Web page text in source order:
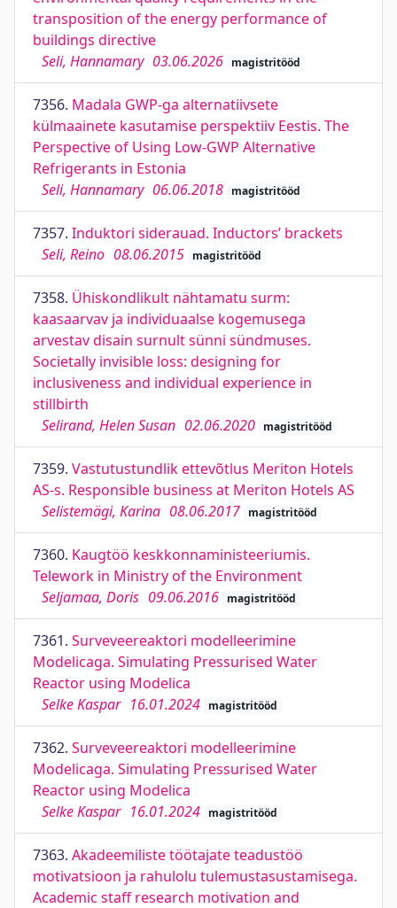
transposition of the energy performance of
buildings directive
Seli, Hannamary 03.06.2026 magistritööd
7356. Madala GWP-ga alternatiivsete
külmaainete kasutamise perspektiiv Eestis. The
Perspective of Using Low-GWP Alternative
Refrigerants in Estonia
Seli, Hannamary 06.06.2018 magistritööd
7357. Induktori siderauad. Inductors’ brackets
Seli, Reino 08.06.2015 magistritööd
7358. Ühiskondlikult nähtamatu surm:
kaasaarvav ja individuaalse kogemusega
arvestav disain surnult sünni sündmuses.
Societally invisible loss: designing for
inclusiveness and individual experience in
stillbirth
Selirand, Helen Susan 02.06.2020 magistritööd
7359. Vastutustundlik ettevõtlus Meriton Hotels
AS-s. Responsible business at Meriton Hotels AS
Selistemägi, Karina 08.06.2017 magistritööd
7360. Kaugtöö keskkonnaministeeriumis.
Telework in Ministry of the Environment
Seljamaa, Doris 09.06.2016 magistritööd
7361. Surveveereaktori modelleerimine
Modelicaga. Simulating Pressurised Water
Reactor using Modelica
Selke Kaspar 16.01.2024 magistritööd
7362. Surveveereaktori modelleerimine
Modelicaga. Simulating Pressurised Water
Reactor using Modelica
Selke Kaspar 16.01.2024 magistritööd
7363. Akadeemiliste töötajate teadustöö
motivatsioon ja rahulolu tulemustasustamisega.
Academic staff research motivation and